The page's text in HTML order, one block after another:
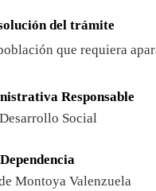
del trámite
que requiera
Responsable
Social
Montoya Valenzuela